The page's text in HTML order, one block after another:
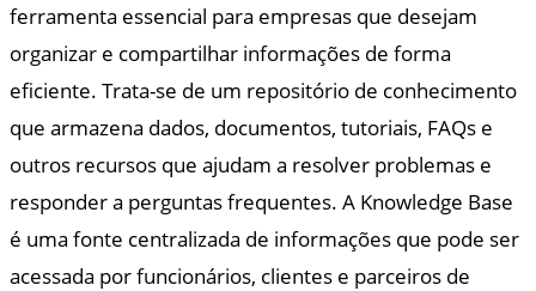
ferramenta essencial para empresas que desejam
organizar e compartilhar informações de forma
eficiente. Trata-se de um repositório de conhecimento
que armazena dados, documentos, tutoriais, FAQs e
outros recursos que ajudam a resolver problemas e
responder a perguntas frequentes. A Knowledge Base
é uma fonte centralizada de informações que pode ser
acessada por funcionários, clientes e parceiros de